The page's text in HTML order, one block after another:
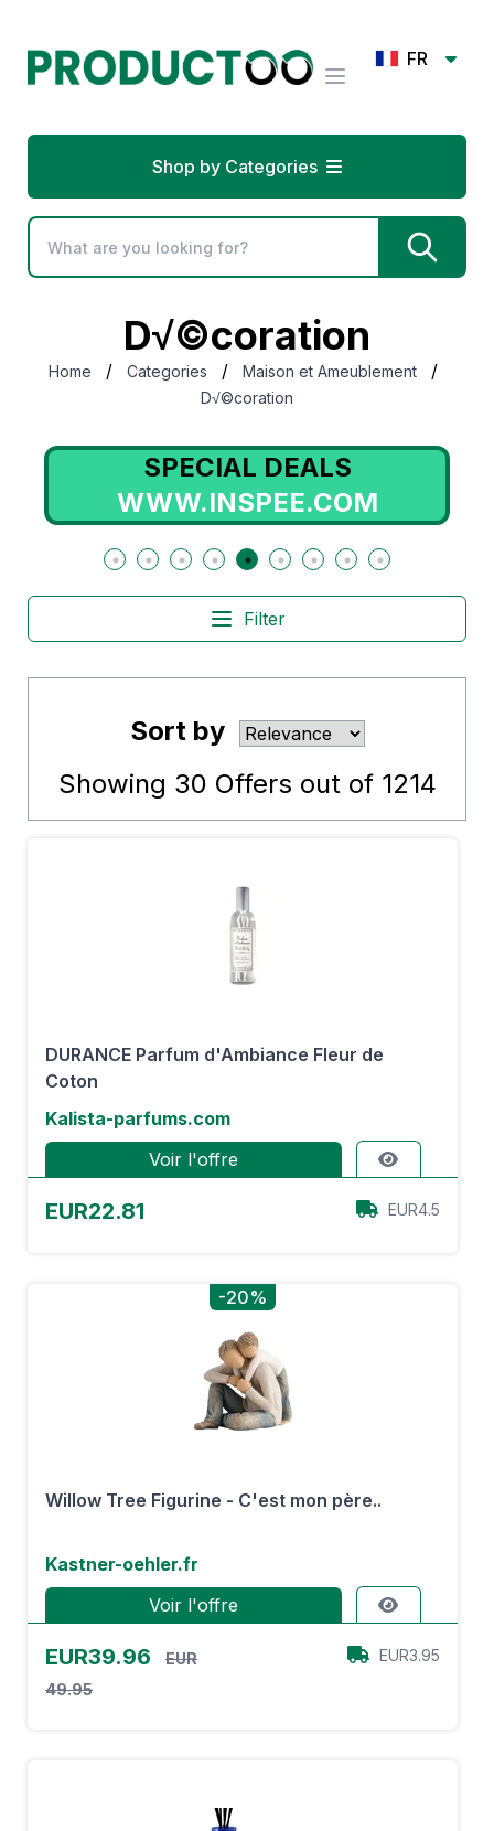
FR
Shop by Categories
D√©coration
Home / Categories / Maison et Ameublement /
D√©coration
SPECIAL DEALS
WWW.INSPEE.COM
Filter
Sort by
Showing 30 Offers out of 1214
DURANCE Parfum d'Ambiance Fleur de
Coton
Kalista-parfums.com
Voir l'offre
EUR22.81 EUR4.5
-20%
Willow Tree Figurine - C'est mon père..
Kastner-oehler.fr
Voir l'offre
EUR39.96
EUR
49.95
EUR3.95